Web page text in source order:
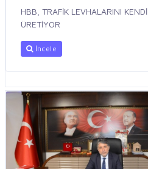
HBB, TRAFİK LEVHALARINI KENDİ
ÜRETİYOR
İncele